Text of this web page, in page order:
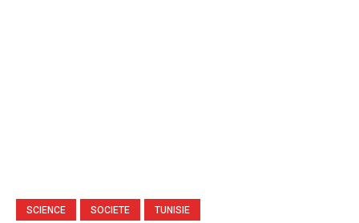
SCIENCE SOCIETE TUNISIE